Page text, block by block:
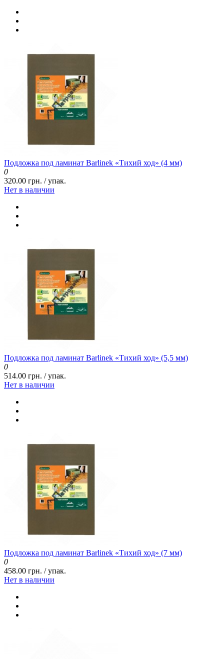
Подложка под ламинат Barlinek «Тихий ход» (4 мм)
0
320.00 грн. / упак.
Нет в наличии
Подложка под ламинат Barlinek «Тихий ход» (5,5 мм)
0
514.00 грн. / упак.
Нет в наличии
Подложка под ламинат Barlinek «Тихий ход» (7 мм)
0
458.00 грн. / упак.
Нет в наличии